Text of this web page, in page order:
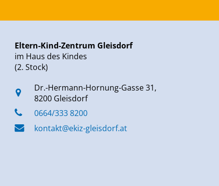
Eltern-Kind-Zentrum Gleisdorf
im Haus des Kindes
(2. Stock)
Dr.-Hermann-Hornung-Gasse 31,
8200 Gleisdorf
0664/333 8200
kontakt@ekiz-gleisdorf.at